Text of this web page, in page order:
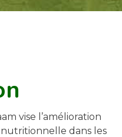
vise l’amélioration
dans les